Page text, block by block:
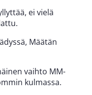
ei vielä
Määtän
vaihto MM-
kulmassa.